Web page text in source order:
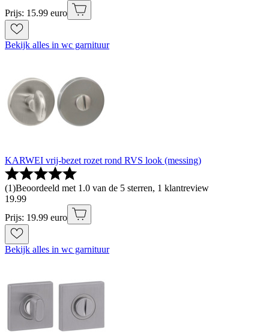
Prijs: 15.99 euro
Bekijk alles in wc garnituur
KARWEI vrij-bezet rozet rond RVS look (messing)
(1)Beoordeeld met 1.0 van de 5 sterren, 1 klantreview
19.99
Prijs: 19.99 euro
Bekijk alles in wc garnituur